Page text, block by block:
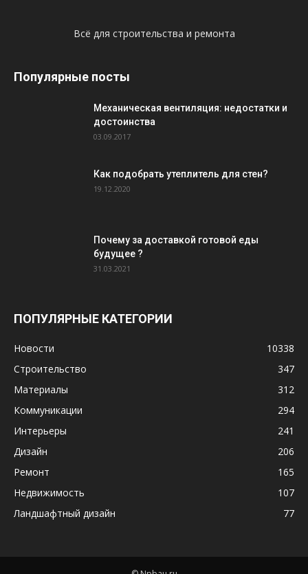
Всё для строительства и ремонта
Популярные посты
Механическая вентиляция: недостатки и
достоинства
03.09.2017
Как подобрать утеплитель для стен?
19.12.2020
Почему за доставкой готовой еды
будущее ?
31.03.2021
ПОПУЛЯРНЫЕ КАТЕГОРИИ
Новости
10338
Строительство
347
Материалы
312
Коммуникации
294
Интерьеры
241
Дизайн
206
Ремонт
165
Недвижимость
107
Ландшафтный дизайн
77